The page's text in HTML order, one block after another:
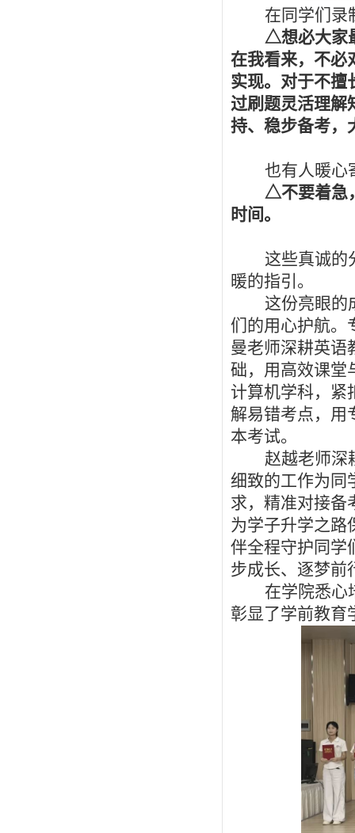
在同学们录
△想必大家
在我看来，不必
实现。对于不擅
过刷题灵活理解
持、稳步备考，
也有人暖心
△不要着急
时间。
这些真诚的
暖的指引。
这份亮眼的
们的用心护航。
曼老师深耕英语
础，用高效课堂
计算机学科，紧
解易错考点，用
本考试。
赵越老师深
细致的工作为同
求，精准对接备
为学子升学之路
伴全程守护同学
步成长、逐梦前
在学院悉心
彰显了学前教育